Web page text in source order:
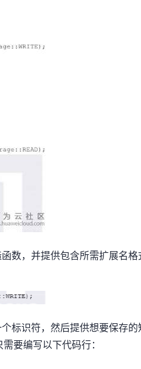
数，并提供包含所需扩展名
标识符，然后提供想要保存
要编写以下代码行：